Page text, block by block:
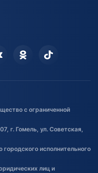
с ограниченной
г. Гомель, ул. Советская,
исполнительного
лиц и